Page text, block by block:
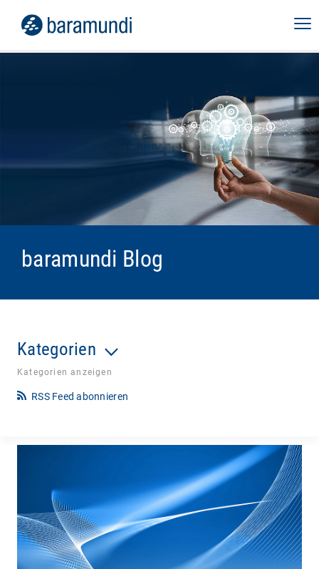
baramundi Blog
Kategorien
Kategorien anzeigen
RSS Feed abonnieren